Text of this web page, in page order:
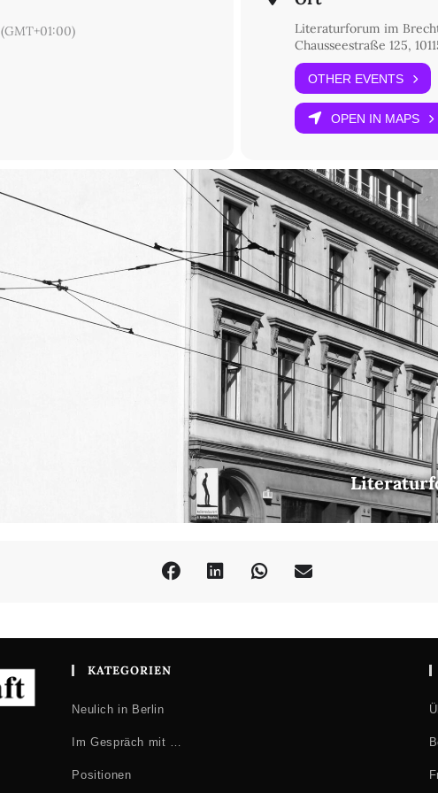
(GMT+01:00)
Literaturforum im
Chausseestraße 125,
OTHER EVENTS
OPEN IN MAPS
KATEGORIEN
Neulich in Berlin
Im Gespräch mit …
Positionen